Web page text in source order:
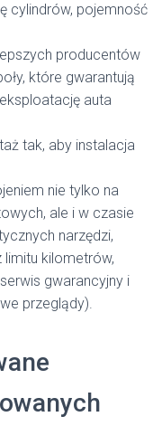
cylindrów, pojemność
producentów
które gwarantują
auta
tak, aby instalacja
nie tylko na
ale i w czasie
narzędzi,
limitu kilometrów,
gwarancyjny i
przeglądy).